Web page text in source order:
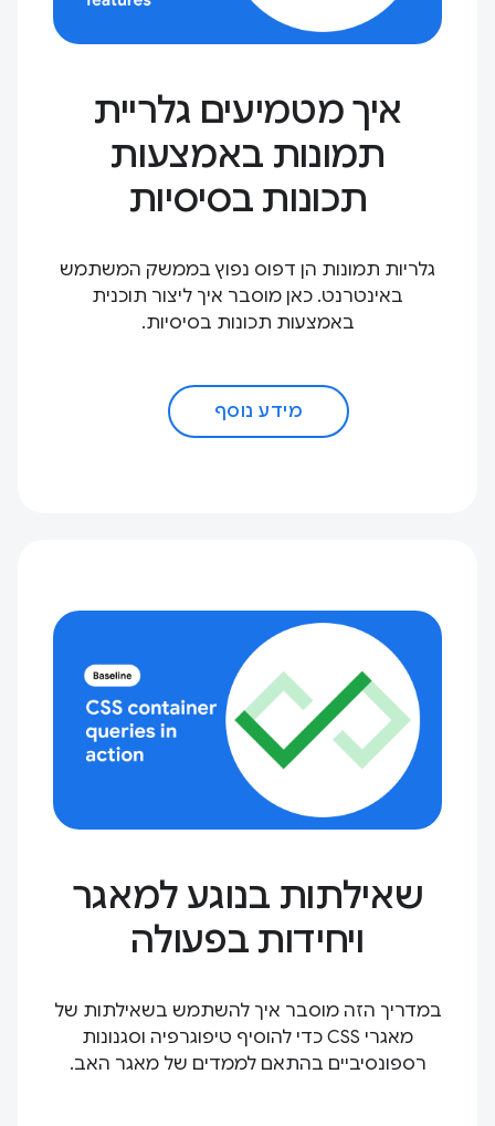
איך מטמיעים גלריית
תמונות באמצעות
תכונות בסיסיות
גלריות תמונות הן דפוס נפוץ בממשק המשתמש
באינטרנט. כאן מוסבר איך ליצור תוכנית
באמצעות תכונות בסיסיות.
מידע נוסף
שאילתות בנוגע למאגר
ויחידות בפעולה
במדריך הזה מוסבר איך להשתמש בשאילתות של
מאגרי CSS כדי להוסיף טיפוגרפיה וסגנונות
רספונסיביים בהתאם לממדים של מאגר האב.